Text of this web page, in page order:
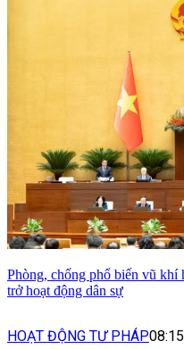
Phòng, chống phổ biến vũ khí
trở hoạt động dân sự
HOẠT ĐỘNG TƯ PHÁP08:15